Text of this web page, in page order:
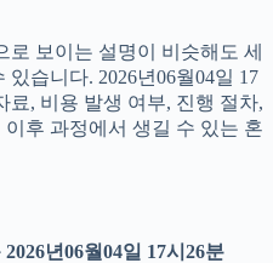
보이는 설명이 비슷해도 세
습니다. 2026년06월04일 17
료, 비용 발생 여부, 진행 절차,
후 과정에서 생길 수 있는 혼
년06월04일 17시26분